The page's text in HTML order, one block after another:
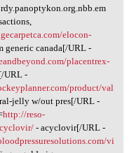
elocon-
generic canada[/URL -
placentrex-
URL -
product/val
jelly w/out pres[/URL -
http://reso-
- acyclovir[/URL -
vi